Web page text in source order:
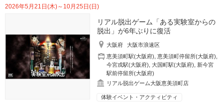
2026年5月21日(木)～10月25日(日)
リアル脱出ゲーム「ある実験室からの
脱出」が6年ぶりに復活
大阪府
大阪市浪速区
恵美須町駅(大阪府) ,恵美須町停留所(大阪府)
今宮戎駅(大阪府) ,大国町駅(大阪府)
新今宮
駅前停留所(大阪府)
リアル脱出ゲーム大阪恵美須町店
体験イベント・アクティビティ